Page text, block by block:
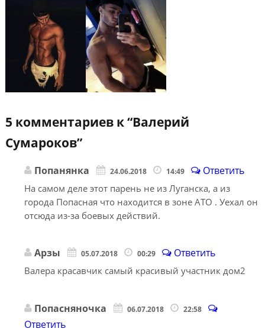
5 комментариев к “Валерий
Сумароков”
Попанянка 24.06.2018 14:49 Ответить
На самом деле этот парень не из Луганска, а из
города Попасная что находится в зоне АТО . Уехал он
отсюда из-за боевых действий.
Арзы 05.07.2018 00:29 Ответить
Валера красавчик самый красивый участник дом2
Попасняночка 06.07.2018 22:58
Ответить